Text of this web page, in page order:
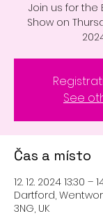
Join us for the
Show on
See
Čas a místo
12. 12. 2024 13:30 –
Dartford,
3NG, UK